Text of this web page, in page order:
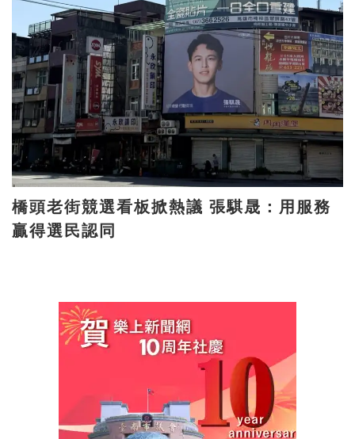
橋頭老街競選看板掀熱議 張騏晟：用服務
贏得選民認同